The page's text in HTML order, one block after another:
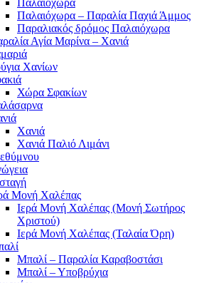
Παλαιόχωρα
Παλαιόχωρα – Παραλία Παχιά Άμμος
Παραλιακός δρόμος Παλαιόχωρα
Αγία Μαρίνα – Χανιά
Χανίων
Χώρα Σφακίων
Χανιά
Χανιά Παλιό Λιμάνι
Μονή Χαλέπας
Ιερά Μονή Χαλέπας (Μονή Σωτήρος
Χριστού)
Ιερά Μονή Χαλέπας (Ταλαία Όρη)
Μπαλί – Παραλία Καραβοστάσι
Μπαλί – Υποβρύχια